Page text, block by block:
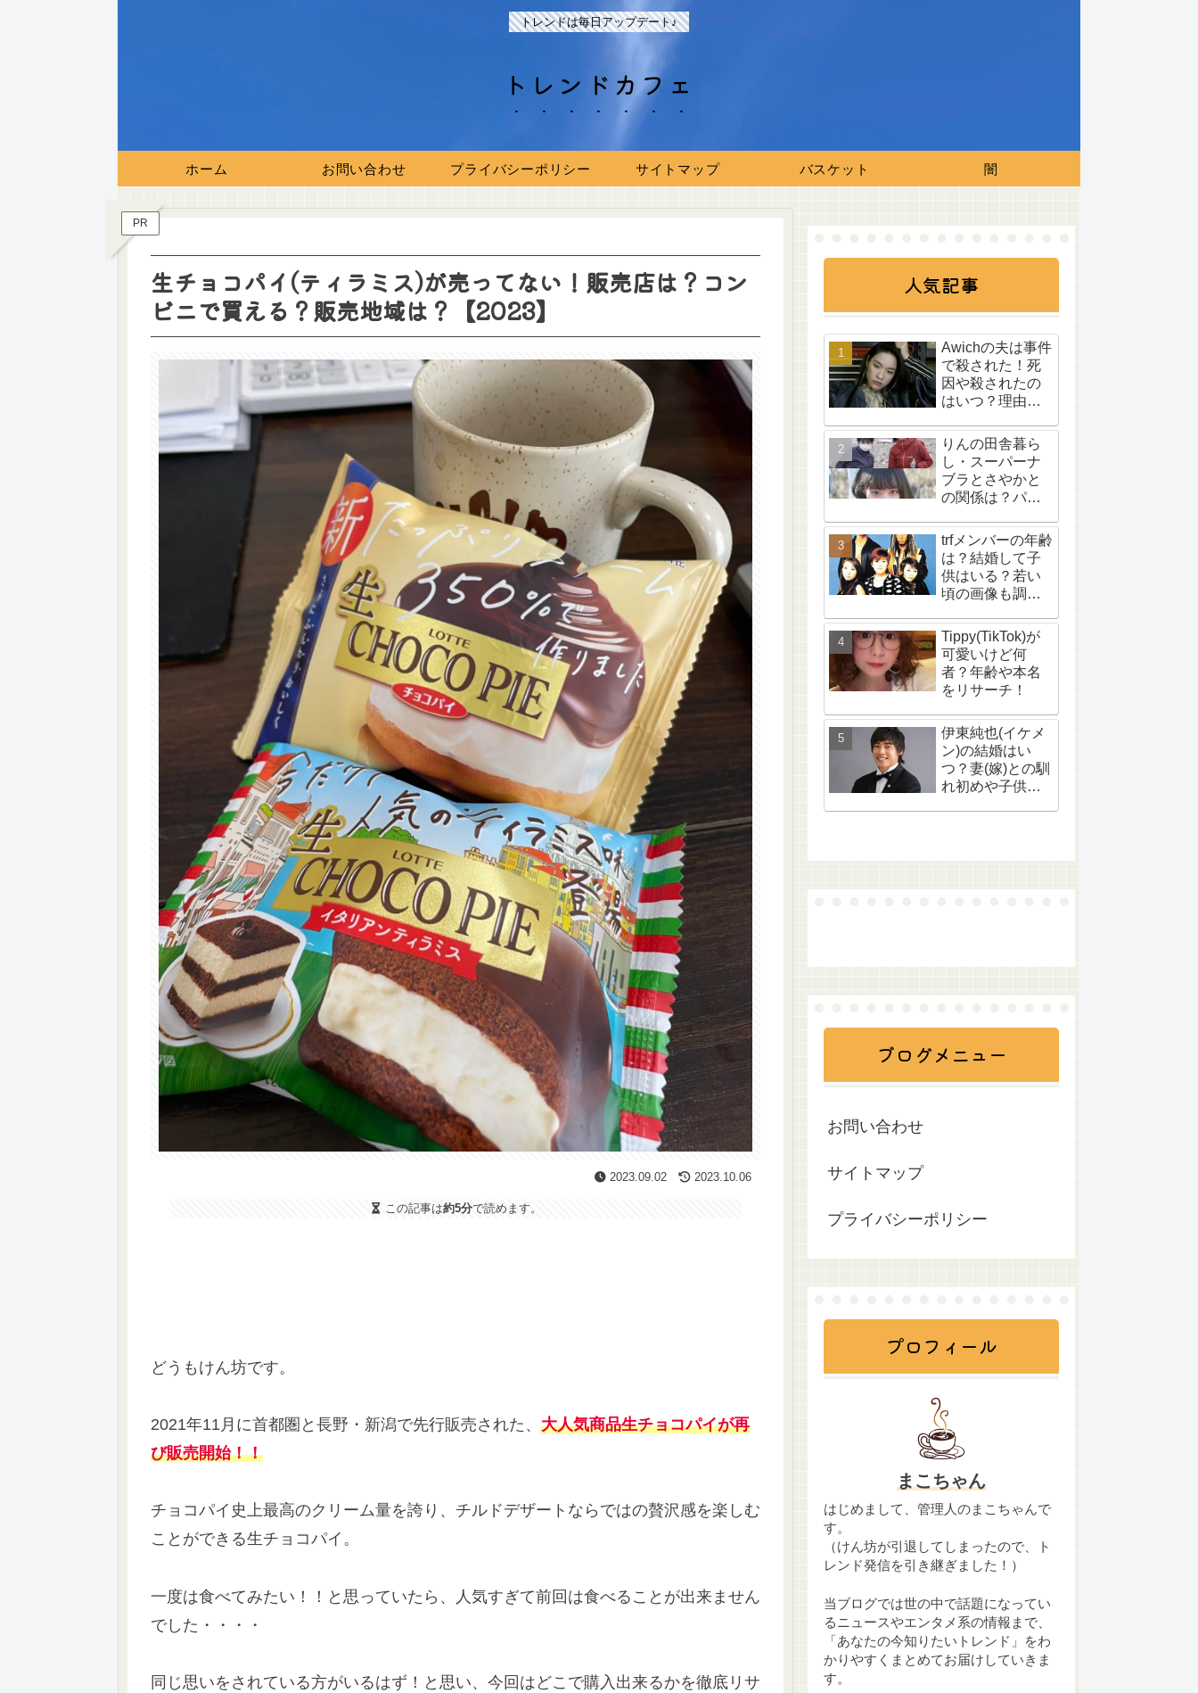
トレンドは毎日アップデート♪
トレンドカフェ
ホーム お問い合わせ プライバシーポリシー サイトマップ バスケット 闇
PR
生チョコパイ(ティラミス)が売ってない！販売店は？コン
ビニで買える？販売地域は？【2023】
2023.09.02 2023.10.06
この記事は約5分で読めます。
どうもけん坊です。
2021年11月に首都圏と長野・新潟で先行販売された、 大人気商品生チョコパイが再
び販売開始！！
チョコパイ史上最高のクリーム量を誇り、チルドデザートならではの贅沢感を楽しむ
ことができる生チョコパイ。
一度は食べてみたい！！と思っていたら、人気すぎて前回は食べることが出来ません
でした・・・・
同じ思いをされている方がいるはず！と思い、今回はどこで購入出来るかを徹底リサ
人気記事
Awichの夫は事件
で殺された！死
因や殺されたの
はいつ？理由
フ】
りんの田舎暮ら
し・スーパーナ
ブラとさやかと
の関係は？パク
り】What is the
relationship
between Rin no
Inaka Kurashi,
Super Nabura,
and Sayaka? Is it
plagiarism?
[Update included]
trfメンバーの年齢
は？結婚して子
供はいる？若い
頃の画像も調
Tippy(TikTok)が
可愛いけど何
者？年齢や本名
をリサーチ！
伊東純也(イケメ
ン)の結婚はい
つ？妻(嫁)との馴
れ初めや子供に
ブログメニュー
お問い合わせ
サイトマップ
プライバシーポリシー
プロフィール
まこちゃん
はじめまして、管理人のまこちゃんで
す。
（けん坊が引退してしまったので、ト
レンド発信を引き継ぎました！）
当ブログでは世の中で話題になってい
るニュースやエンタメ系の情報まで、
「あなたの今知りたいトレンド」をわ
かりやすくまとめてお届けしていきま
す。